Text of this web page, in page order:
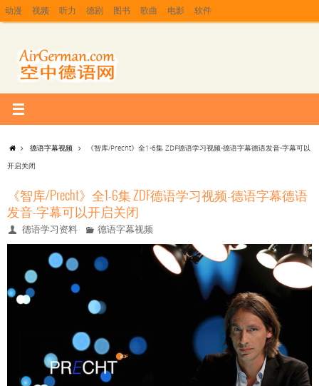
动漫 视频 听力 德剧 图书 歌曲 电影 软件
德语字幕视频
《智库/Precht》全1-6集 ZDF德语学习视频-德语字幕德语发音-字幕可以
开启关闭
《智库/Precht》全1-6集 ZDF德语学习视频-德语字幕德语
发音-字幕可以开启关闭
德语学习资料 德语字幕视频